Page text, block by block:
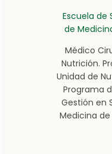
Escuela de
de
Médico
Nutrición.
Unidad de
Programa
Gestión en
Medicina de